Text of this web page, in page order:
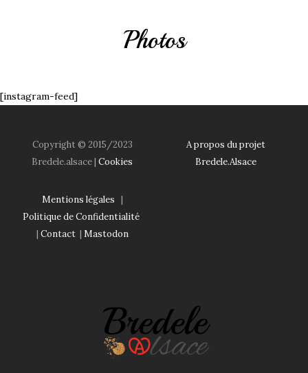
Photos
[instagram-feed]
Copyright © 2015/2023
Bredele.alsace | Cookies
A propos du projet
Bredele.Alsace
Mentions légales |
Politique de Confidentialité
| Contact| Mastodon